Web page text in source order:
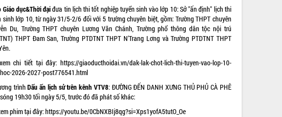
Giáo dục&Thời đạiđưa tin lịch thi tốt nghiệp tuyển sinh vào lớp 10: Sở "ấn định" lịch thi
sinh lớp 10, từ ngày 31/5-2/6 đối với 5 trường chuyên biệt, gồm: Trường THPT chuyên
Du, Trường THPT chuyên Lương Văn Chánh, Trường phổ thông dân tộc nội trú
THPT Đam San, Trường PTDTNT THPT N'Trang Lơng và Trường PTDTNT THPT
chi tiết tại đây: https://giaoducthoidai.vn/dak-lak-chot-lich-thi-tuyen-vao-lop-10-
2026-2027-post776541.html
trìnhDấu ấn lịch sử trên kênh VTV8: ĐƯỜNG ĐẾN DANH XƯNG THỦ PHỦ CÀ PHÊ
19h30 tối ngày 5/5, trước đó đã phát số khác:
phim tại đây:https://youtu.be/0CbNXBIj8qg?si=Xps1yofA5tutO_Oe